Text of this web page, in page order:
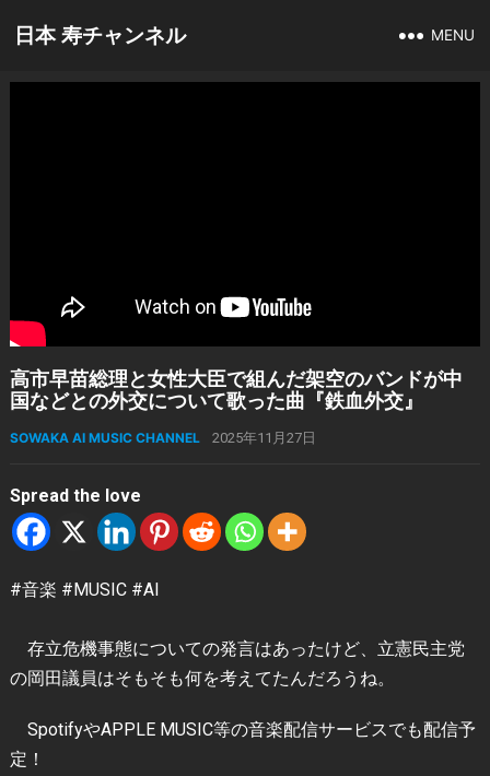
日本 寿チャンネル MENU
高市早苗総理と女性大臣で組んだ架空のバンドが中
国などとの外交について歌った曲『鉄血外交』
SOWAKA AI MUSIC CHANNEL 2025年11月27日
Spread the love
#音楽 #MUSIC #AI
存立危機事態についての発言はあったけど、立憲民主党
の岡田議員はそもそも何を考えてたんだろうね。
SpotifyやAPPLE MUSIC等の音楽配信サービスでも配信予
定！